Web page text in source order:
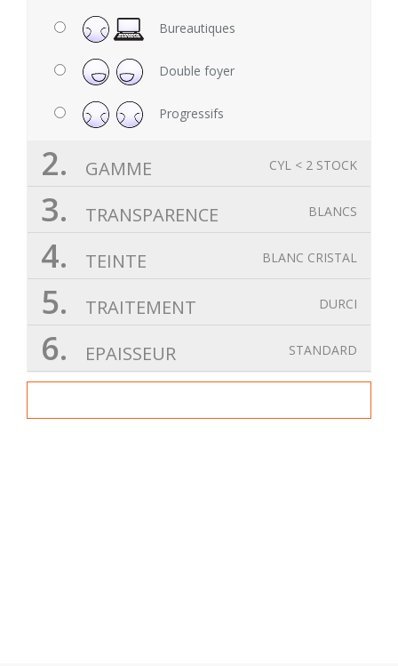
Bureautiques
Double foyer
Progressifs
CYL < 2 STOCK
2. GAMME
BLANCS
3. TRANSPARENCE
BLANC CRISTAL
4. TEINTE
DURCI
5. TRAITEMENT
STANDARD
6. EPAISSEUR